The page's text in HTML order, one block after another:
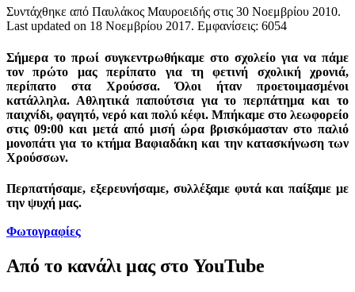
Συντάχθηκε από Παυλάκος Μαυροειδής στις 30 Νοεμβρίου 2010.
Last updated on 18 Νοεμβρίου 2017. Εμφανίσεις: 6054
Σήμερα το πρωί συγκεντρωθήκαμε στο σχολείο για να πάμε
τον πρώτο μας περίπατο για τη φετινή σχολική χρονιά,
περίπατο στα Χρούσσα. Όλοι ήταν προετοιμασμένοι
κατάλληλα. Αθλητικά παπούτσια για το περπάτημα και το
παιχνίδι, φαγητό, νερό και πολύ κέφι. Μπήκαμε στο λεωφορείο
στις 09:00 και μετά από μισή ώρα βρισκόμασταν στο παλιό
μονοπάτι για το κτήμα Βαφιαδάκη και την κατασκήνωση των
Χρούσσων.
Περπατήσαμε, εξερευνήσαμε, συλλέξαμε φυτά και παίξαμε με
την ψυχή μας.
Φωτογραφίες
Από το κανάλι μας στο YouTube